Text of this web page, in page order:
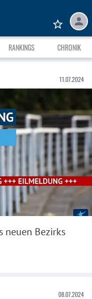
RANKINGS CHRONIK
11.07.2024
neuen Bezirks
08.07.2024